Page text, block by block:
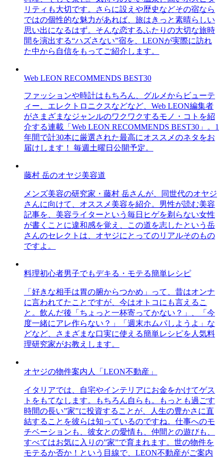
リティも大切です。さらに設えや歴史などその宿なら
ではの個性的な魅力があれば、旅はきっと素晴らしい
思い出になるはず。そんな恋するふたりの大切な旅時
間を演出する“ハズさない”宿を、LEONが実際に訪れ
た中から自信をもってご紹介します。
Web LEON RECOMMENDS BEST30
ファッションや時計はもちろん、グルメからビューテ
ィー、エレクトロニクスなどなど、Web LEON編集者
がさまざまなジャンルのワクワクするモノ・コトを紹
介する連載「Web LEON RECOMMENDS BEST30」。1
年間で計30本に厳選された最高にオススメのネタをお
届けします！ 毎週土曜日公開予定。
藤村 岳のオヤジ美容道
メンズ美容の研究家・藤村 岳さんが、同世代のオヤジ
さんに向けて、オススメ美容を紹介。男性が読む美容
記事を、美容ライターという毎日ヒゲを剃らない女性
が書くことに違和感を覚え、この道を志したという岳
さんのセレクトは、オヤジにとってのリアルそのもの
ですよ。
料理初心者男子でもデキる・モテる簡単レシピ
「好きな相手は胃の腑からつかめ」って、昔はオンナ
に言われてたことですが、今はオトコにも言えるこ
と。飲んだ後「ちょっと一杯寄ってかない？」、「今
度一緒にアレ作らない？」「週末ホムパしようよ」な
どなど、さまざまな口実に使える簡単レシピを人気料
理研究家がお教えします。
オヤジの物件案内人「LEON不動産」
イタリアでは、自宅やインテリアにお金をかけてゲス
トをもてなします。もちろん自らも。もっとも過ごす
時間の長い”家”に投資することが、人生の豊かさに直
結することを彼らは知っているのですね。仕事へのモ
チベーションも、彼女との愛情も、仲間との遊びも、
すべてはお気に入りの”家”で育まれます。世の物件を
モテるか否か！という目線で、LEON不動産がご案内